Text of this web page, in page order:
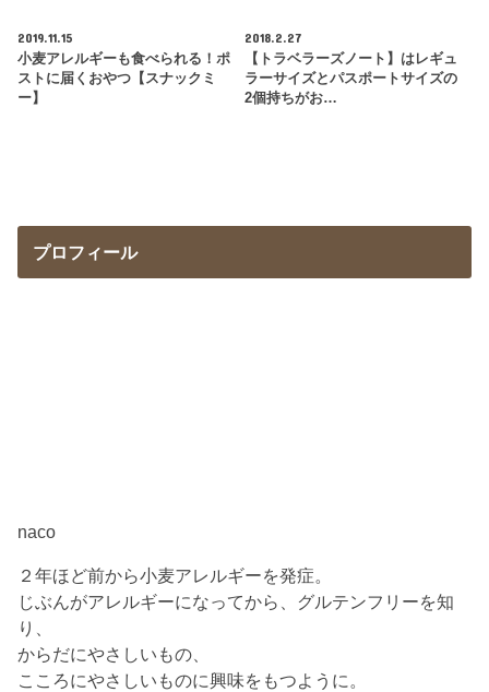
2019.11.15
小麦アレルギーも食べられる！ポ
ストに届くおやつ【スナックミ
ー】
2018.2.27
【トラベラーズノート】はレギュ
ラーサイズとパスポートサイズの
2個持ちがお…
プロフィール
naco
２年ほど前から小麦アレルギーを発症。
じぶんがアレルギーになってから、グルテンフリーを知
り、
からだにやさしいもの、
こころにやさしいものに興味をもつように。